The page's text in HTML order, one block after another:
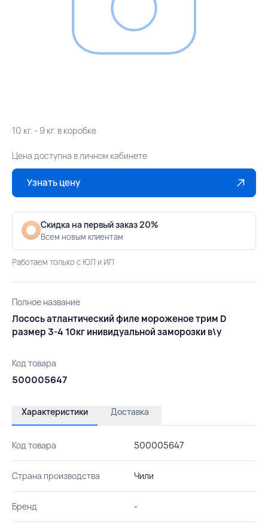
10 кг. - 9 кг. в коробке
Цена доступна в личном кабинете
Узнать цену
Скидка на первый заказ 20%
Всем новым клиентам
Работаем только с ЮЛ и ИП
Полное название
Лосось атлантический филе мороженое трим D
размер 3-4 10кг инивидуальной заморозки в\у
Код товара
500005647
Характеристики Доставка
Код товара 500005647
Страна производства Чили
Бренд -